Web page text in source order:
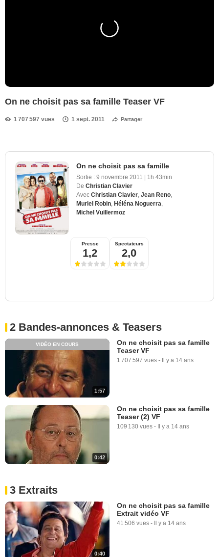
On ne choisit pas sa famille Teaser VF
1 707 597 vues 1 sept. 2011 Partager
On ne choisit pas sa famille
Sortie : 9 novembre 2011 | 1h 43min
De Christian Clavier
Avec Christian Clavier Jean Reno
Muriel Robin Héléna Noguerra
Michel Vuillermoz
Presse
1,2
Spectateurs
2,0
2 Bandes-annonces & Teasers
1:57
VIDÉO EN COURS
On ne choisit pas sa famille
Teaser VF
1 707 597 vues - Il y a 14 ans
0:42
On ne choisit pas sa famille
Teaser (2) VF
109 130 vues - Il y a 14 ans
3 Extraits
0:40
On ne choisit pas sa famille
Extrait vidéo VF
41 506 vues - Il y a 14 ans